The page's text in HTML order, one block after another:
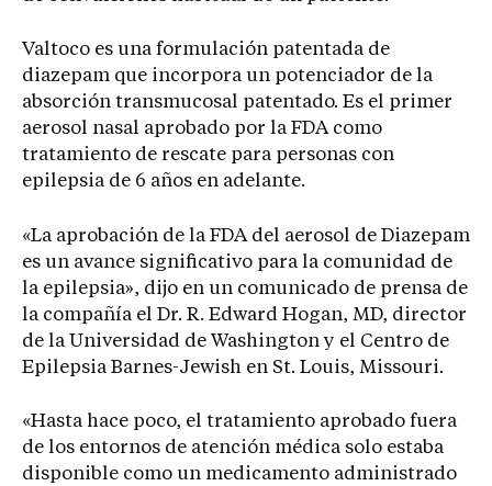
Valtoco es una formulación patentada de
diazepam que incorpora un potenciador de la
absorción transmucosal patentado. Es el primer
aerosol nasal aprobado por la FDA como
tratamiento de rescate para personas con
epilepsia de 6 años en adelante.
«La aprobación de la FDA del aerosol de Diazepam
es un avance significativo para la comunidad de
la epilepsia», dijo en un comunicado de prensa de
la compañía el Dr. R. Edward Hogan, MD, director
de la Universidad de Washington y el Centro de
Epilepsia Barnes-Jewish en St. Louis, Missouri.
«Hasta hace poco, el tratamiento aprobado fuera
de los entornos de atención médica solo estaba
disponible como un medicamento administrado